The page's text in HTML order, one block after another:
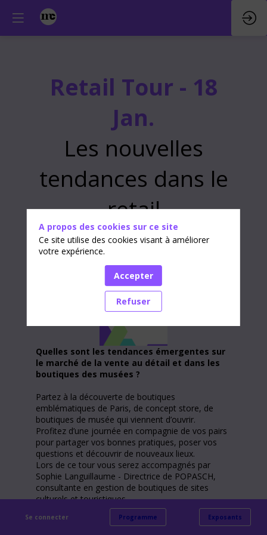
Retail Tour - 18
Jan.
Les nouvelles
tendances dans le
retail
Quelles sont les tendances émergentes sur
le marché de la vente au détail et dans les
boutiques des musées ?
Partez à la découverte de boutiques
emblématiques de Paris, de concept store, de
boutiques de musée qui viennent d’ouvrir.
Profitez d’une journée en compagnie de vos pairs
pour partager vos bonnes pratiques, poser vos
questions et découvrir de nouveaux lieux.
Lors de ce tour vous serez accompagnés par
Sophie Languillaume - Directrice de POPASCH,
consultante en gestion de boutiques de sites
culturels et touristiques.
Ce tour est réalisé en français et en anglais.
Se connecter Programme Exposants
A propos des cookies sur ce site
Ce site utilise des cookies visant à améliorer
votre expérience.
Accepter
Refuser